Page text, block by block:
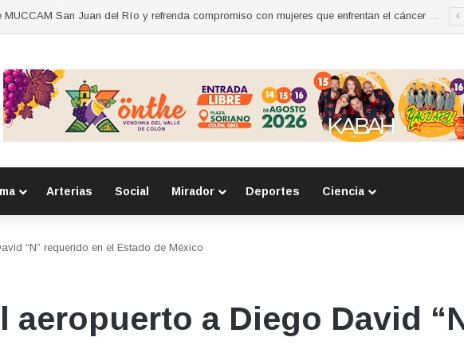
Esther Ramírez asume la presidencia de MUCCAM San Juan del Río y refrenda compromiso con mujeres que enfrentan el cáncer de mama
Arterias Social Mirador Deportes Ciencia
“N” requerido en el Estado de México
a Diego David